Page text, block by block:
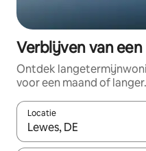
Verblijven van
Ontdek
voor een maand of langer.
Locatie
Wanneer er resultaten